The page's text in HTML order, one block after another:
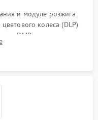
и модуле розжига
колеса (DLP)
DMD-чипа, датчиков
мультиметра и